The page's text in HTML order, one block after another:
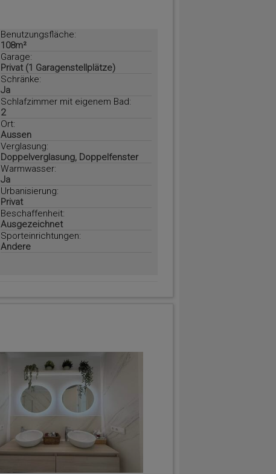
Benutzungsfläche:
108m²
Garage:
Privat (1 Garagenstellplätze)
Schränke:
Ja
Schlafzimmer mit eigenem Bad:
2
Ort:
Aussen
Verglasung:
Doppelverglasung, Doppelfenster
Warmwasser:
Ja
Urbanisierung:
Privat
Beschaffenheit:
Ausgezeichnet
Sporteinrichtungen:
Andere